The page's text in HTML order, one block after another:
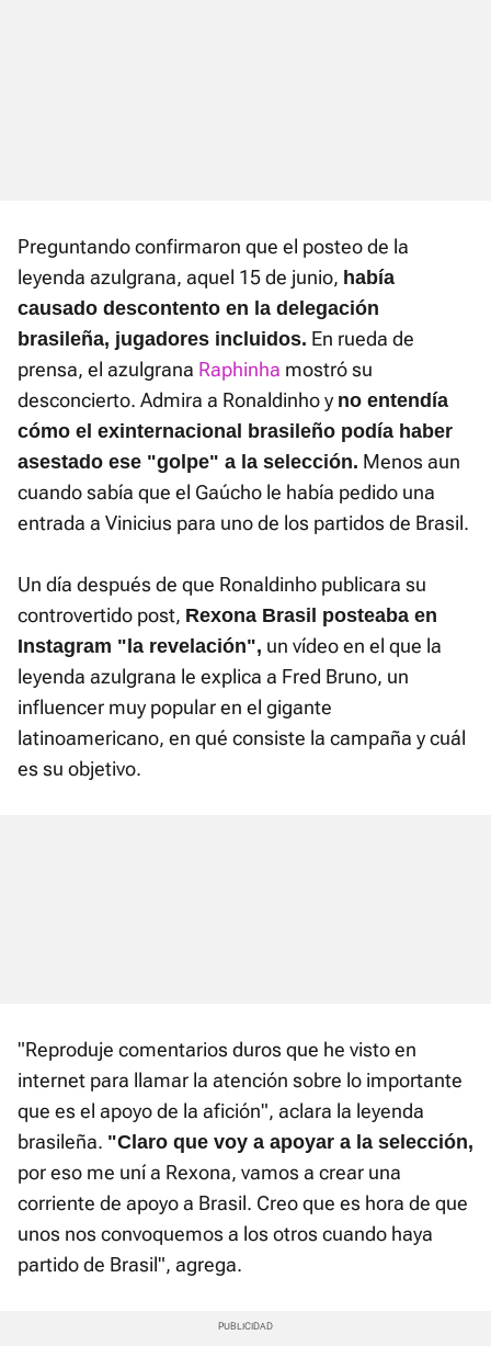
Preguntando confirmaron que el posteo de la
leyenda azulgrana, aquel 15 de junio, había
causado descontento en la delegación
brasileña, jugadores incluidos. En rueda de
prensa, el azulgrana Raphinha mostró su
desconcierto. Admira a Ronaldinho y no entendía
cómo el exinternacional brasileño podía haber
asestado ese "golpe" a la selección. Menos aun
cuando sabía que el Gaúcho le había pedido una
entrada a Vinicius para uno de los partidos de Brasil.
Un día después de que Ronaldinho publicara su
controvertido post, Rexona Brasil posteaba en
Instagram "la revelación", un vídeo en el que la
leyenda azulgrana le explica a Fred Bruno, un
influencer muy popular en el gigante
latinoamericano, en qué consiste la campaña y cuál
es su objetivo.
"Reproduje comentarios duros que he visto en
internet para llamar la atención sobre lo importante
que es el apoyo de la afición", aclara la leyenda
brasileña. "Claro que voy a apoyar a la selección,
por eso me uní a Rexona, vamos a crear una
corriente de apoyo a Brasil. Creo que es hora de que
unos nos convoquemos a los otros cuando haya
partido de Brasil", agrega.